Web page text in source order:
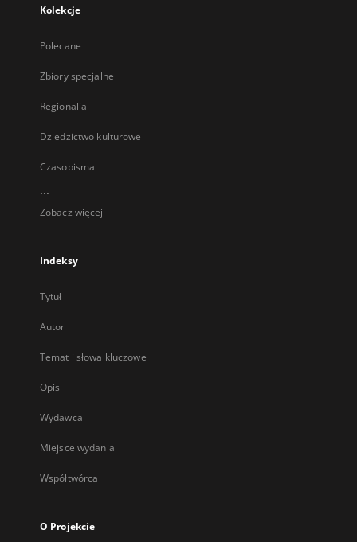
Kolekcje
Polecane
Zbiory specjalne
Regionalia
Dziedzictwo kulturowe
Czasopisma
...
Zobacz więcej
Indeksy
Tytuł
Autor
Temat i słowa kluczowe
Opis
Wydawca
Miejsce wydania
Współtwórca
O Projekcie